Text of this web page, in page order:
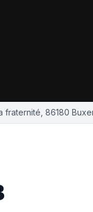
fraternité, 86180